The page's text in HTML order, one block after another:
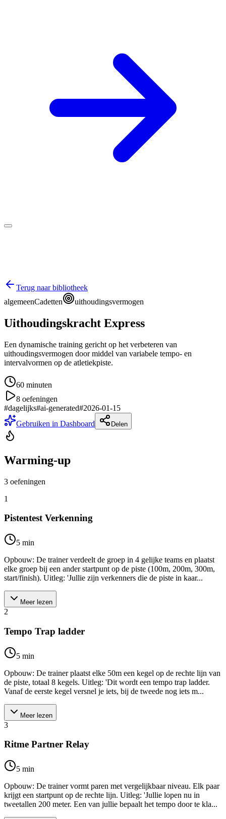
Terug naar bibliotheek
algemeenCadetten uithoudingsvermogen
Uithoudingskracht Express
Een dynamische training gericht op het verbeteren van
uithoudingsvermogen door middel van variabele tempo- en
intervalvormen op de atletiekpiste.
60 minuten
8 oefeningen
#dagelijks#ai-generated#2026-01-15
Gebruiken in Dashboard
Delen
Warming-up
3 oefeningen
1
Pistentest Verkenning
5 min
Opbouw: De trainer verdeelt de groep in 4 gelijke teams en plaatst
elke groep bij een ander startpunt op de piste (100m, 200m, 300m,
start/finish). Uitleg: 'Jullie zijn verkenners die de piste in kaar...
Meer lezen
2
Tempo Trap ladder
5 min
Opbouw: De trainer plaatst elke 50m een kegel op de rechte lijn van
de piste, totaal 8 kegels. Uitleg: 'Dit wordt een tempo trap ladder.
Vanaf de eerste kegel versnel je iets, bij de tweede nog iets m...
Meer lezen
3
Ritme Partner Relay
5 min
Opbouw: De trainer vormt paren met vergelijkbaar niveau. Elk paar
krijgt een startpunt op de rechte lijn. Uitleg: 'Jullie lopen nu in
tweetallen 200 meter. Een van jullie bepaalt het tempo door te kla...